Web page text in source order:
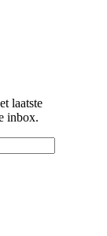
laatste
inbox.